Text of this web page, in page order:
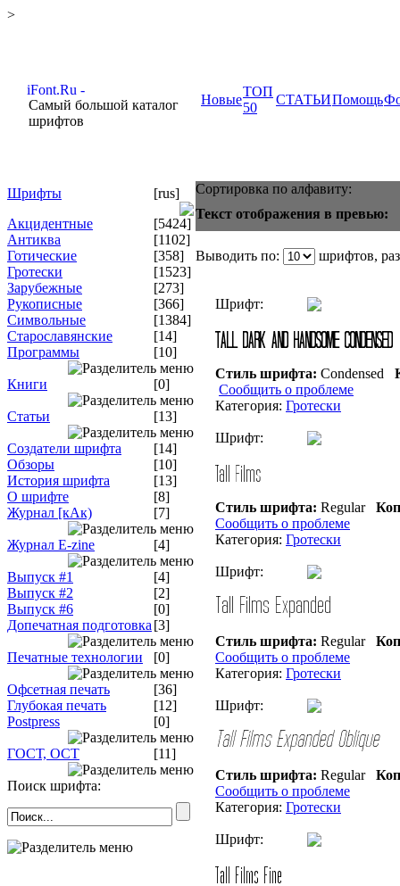
>
Самый большой каталог
шрифтов
Новые
ТОП
50
СТАТЬИПомощь
Шрифты
[rus]
Акцидентные
[5424]
Антиква
[1102]
Готические
[358]
Гротески
[1523]
Зарубежные
[273]
Рукописные
[366]
Символьные
[1384]
Старославянские
[14]
Программы
[10]
Книги [0]
Статьи [13]
Создатели шрифта
[14]
Обзоры
[10]
История шрифта
[13]
О шрифте
[8]
Журнал [кАк)
[7]
Журнал E-zine [4]
Выпуск #1
[4]
Выпуск #2
[2]
Выпуск #6
[0]
Допечатная подготовка [3]
Печатные технологии [0]
Офсетная печать
[36]
Глубокая печать
[12]
Postpress
[0]
ГОСТ, ОСТ [11]
Поиск шрифта:
Сортировка по алфавиту:
Текст отображения в превью:
Выводить по: шрифтов,
Шрифт:
Стиль шрифта: Condensed
Сообщить о проблеме
Категория: Гротески
Шрифт:
Стиль шрифта: Regular
Сообщить о проблеме
Категория: Гротески
Шрифт:
Стиль шрифта: Regular
Сообщить о проблеме
Категория: Гротески
Шрифт:
Стиль шрифта: Regular
Сообщить о проблеме
Категория: Гротески
Шрифт: